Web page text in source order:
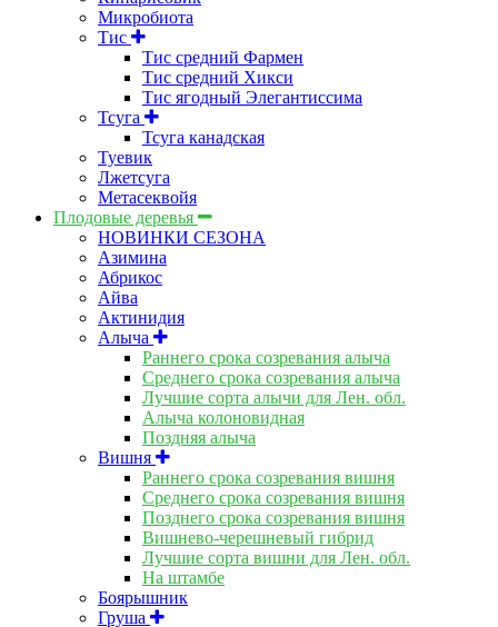
Микробиота
Тис
Тис средний Фармен
Тис средний Хикси
Тис ягодный Элегантиссима
Тсуга
Тсуга канадская
Туевик
Лжетсуга
Метасеквойя
Плодовые деревья
НОВИНКИ СЕЗОНА
Азимина
Абрикос
Айва
Актинидия
Алыча
Раннего срока созревания алыча
Среднего срока созревания алыча
Лучшие сорта алычи для Лен. обл.
Алыча колоновидная
Поздняя алыча
Вишня
Раннего срока созревания вишня
Среднего срока созревания вишня
Позднего срока созревания вишня
Вишнево-черешневый гибрид
Лучшие сорта вишни для Лен. обл.
На штамбе
Боярышник
Груша